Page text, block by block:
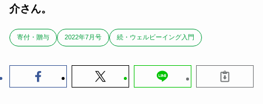
介さん。
寄付・贈与 2022年7月号 続・ウェルビーイング入門